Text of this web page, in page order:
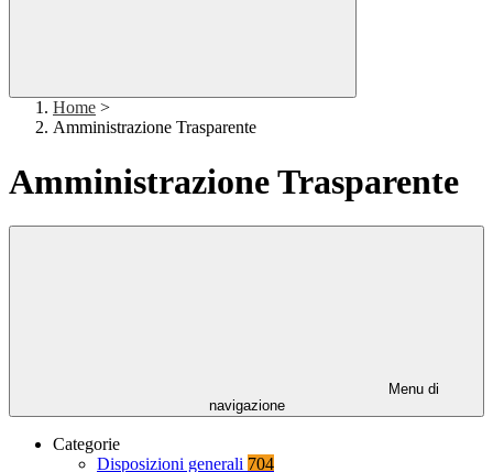
Home >
Amministrazione Trasparente
Amministrazione Trasparente
Menu di
navigazione
Categorie
Disposizioni generali 704